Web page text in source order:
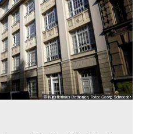
© Künstlerhaus Bethanien, Foto: Georg Schroeder